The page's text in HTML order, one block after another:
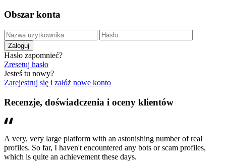
Obszar konta
Hasło zapomnieć?
Zresetuj hasło
Jesteś tu nowy?
Zarejestruj się i załóż nowe konto
Recenzje, doświadczenia i oceny klientów
A very, very large platform with an astonishing number of real
profiles. So far, I haven't encountered any bots or scam profiles,
which is quite an achievement these days.